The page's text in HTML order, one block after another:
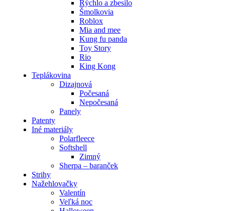
Rýchlo a zbesilo
Šmolkovia
Roblox
Mia and mee
Kung fu panda
Toy Story
Rio
King Kong
Teplákovina
Dizajnová
Počesaná
Nepočesaná
Panely
Patenty
Iné materiály
Polarfleece
Softshell
Zimný
Sherpa – baranček
Strihy
Nažehlovačky
Valentín
Veľká noc